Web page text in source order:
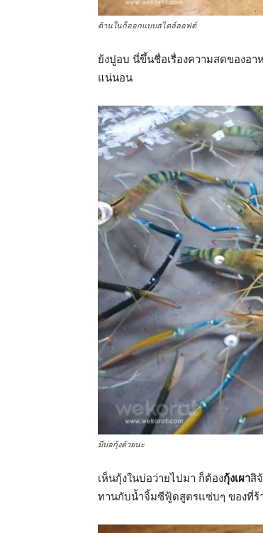
ด้านในก็ออกแบบสไตล์ลอฟต์
ย้งปูอบ นี่ขึ้นชื่อเรื่องความสดของอา
แน่นอน
มีบ่อกุ้งด้วยนะ
เห็นกุ้งในบ่อว่ายไปมา ก็ต้องกุ้งเผาสิ
ทานกับน้ำจิ้มซีฟู้ดสูตรแซ่บๆ ของที่ร้